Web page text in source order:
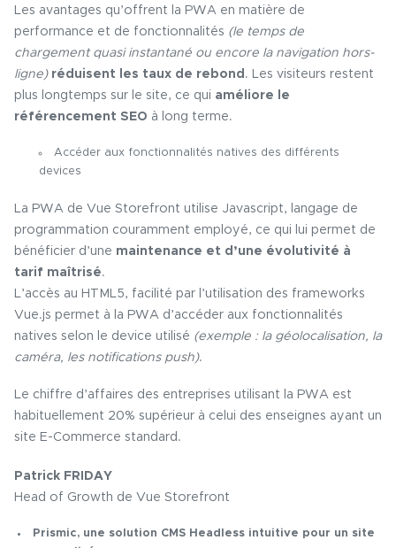
Les avantages qu’offrent la PWA en matière de
performance et de fonctionnalités (le temps de
chargement quasi instantané ou encore la navigation hors-
ligne) réduisent les taux de rebond . Les visiteurs restent
plus longtemps sur le site, ce qui améliore le
référencement SEO à long terme.
Accéder aux fonctionnalités natives des différents
devices
La PWA de Vue Storefront utilise Javascript, langage de
programmation couramment employé, ce qui lui permet de
bénéficier d’une maintenance et d’une évolutivité à
tarif maîtrisé.
L’accès au HTML5, facilité par l’utilisation des frameworks
Vue.js permet à la PWA d’accéder aux fonctionnalités
natives selon le device utilisé (exemple : la géolocalisation, la
caméra, les notifications push).
Le chiffre d’affaires des entreprises utilisant la PWA est
habituellement 20% supérieur à celui des enseignes ayant un
site E-Commerce standard.
Patrick FRIDAY
Head of Growth de Vue Storefront
Prismic, une solution CMS Headless intuitive pour un site